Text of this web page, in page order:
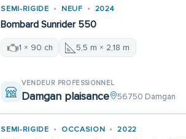
SEMI-RIGIDE NEUF 2024
Bombard Sunrider 550
1 × 90 ch 5,5 m × 2,18 m
VENDEUR PROFESSIONNEL
Damgan plaisance 56750 Damgan
SEMI-RIGIDE OCCASION 2022